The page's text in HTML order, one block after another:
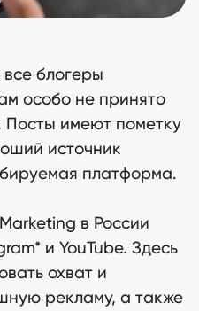
блогеры
особо не принято
имеют пометку
источник
платформа.
в России
и YouTube. Здесь
охват и
рекламу, а также